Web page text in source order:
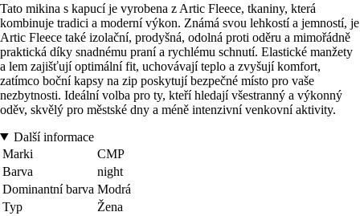
Tato mikina s kapucí je vyrobena z Artic Fleece, tkaniny, která
kombinuje tradici a moderní výkon. Známá svou lehkostí a jemností, je
Artic Fleece také izolační, prodyšná, odolná proti oděru a mimořádně
praktická díky snadnému praní a rychlému schnutí. Elastické manžety
a lem zajišťují optimální fit, uchovávají teplo a zvyšují komfort,
zatímco boční kapsy na zip poskytují bezpečné místo pro vaše
nezbytnosti. Ideální volba pro ty, kteří hledají všestranný a výkonný
oděv, skvělý pro městské dny a méně intenzivní venkovní aktivity.
Další informace
Marki
CMP
Barva
night
Dominantní barva Modrá
Typ
Žena